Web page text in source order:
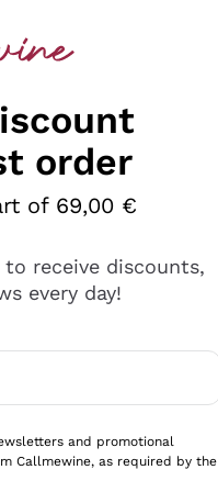
order
of 69,00 €
receive discounts,
every day!
and promotional
Callmewine, as required by the